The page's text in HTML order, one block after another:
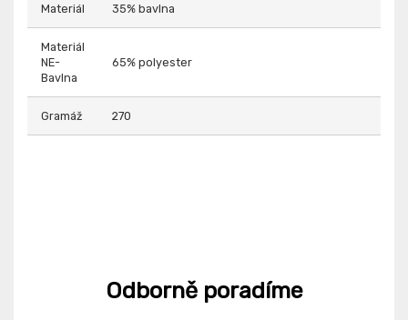
Materiál 35% bavlna
Materiál
NE-
Bavlna
65% polyester
Gramáž 270
Odborně poradíme